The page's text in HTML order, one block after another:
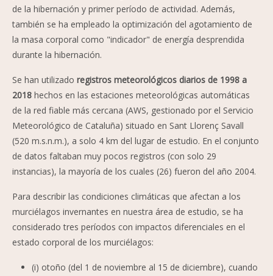
de la hibernación y primer período de actividad. Además,
también se ha empleado la optimización del agotamiento de
la masa corporal como "indicador" de energía desprendida
durante la hibernación.
Se han utilizado registros meteorológicos diarios de 1998 a
2018 hechos en las estaciones meteorológicas automáticas
de la red fiable más cercana (AWS, gestionado por el Servicio
Meteorológico de Cataluña) situado en Sant Llorenç Savall
(520 m.s.n.m.), a solo 4 km del lugar de estudio. En el conjunto
de datos faltaban muy pocos registros (con solo 29
instancias), la mayoría de los cuales (26) fueron del año 2004.
Para describir las condiciones climáticas que afectan a los
murciélagos invernantes en nuestra área de estudio, se ha
considerado tres períodos con impactos diferenciales en el
estado corporal de los murciélagos:
(i) otoño (del 1 de noviembre al 15 de diciembre), cuando